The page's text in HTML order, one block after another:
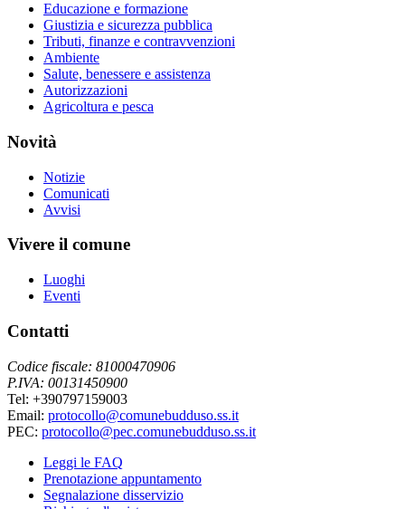
Educazione e formazione
Giustizia e sicurezza pubblica
Tributi, finanze e contravvenzioni
Ambiente
Salute, benessere e assistenza
Autorizzazioni
Agricoltura e pesca
Novità
Notizie
Comunicati
Avvisi
Vivere il comune
Luoghi
Eventi
Contatti
Codice fiscale: 81000470906
P.IVA: 00131450900
Tel: +390797159003
Email: protocollo@comunebudduso.ss.it
PEC: protocollo@pec.comunebudduso.ss.it
Leggi le FAQ
Prenotazione appuntamento
Segnalazione disservizio